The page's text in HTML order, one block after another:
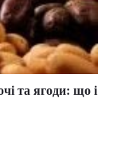
та ягоди: що і